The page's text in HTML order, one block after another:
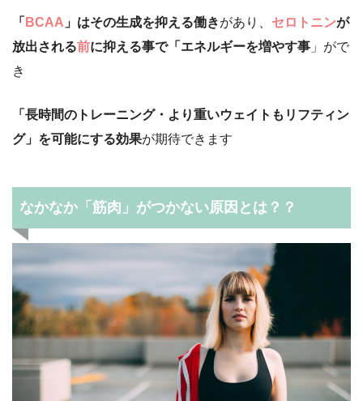
「 BCAA 」はその生成を抑える働きがあり、 セロトニンが
放出される前に抑える事で「エネルギーを増やす事 」がで
き
「長時間のトレーニング・より重いウェイトもリフティン
グ」を可能にする効果が期待できます
なかなか「筋肉」がつかない原因とは？？